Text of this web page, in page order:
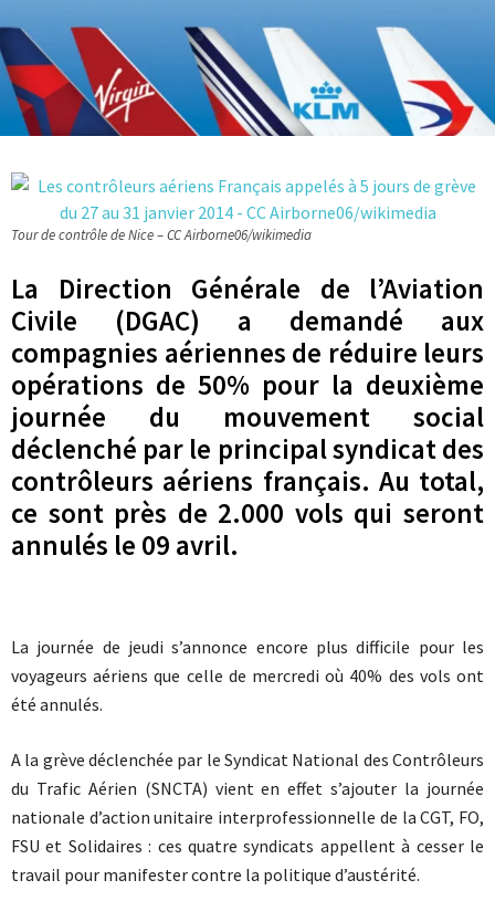
Tour de contrôle de Nice – CC Airborne06/wikimedia
La Direction Générale de l’Aviation
Civile (DGAC) a demandé aux
compagnies aériennes de réduire leurs
opérations de 50% pour la deuxième
journée du mouvement social
déclenché par le principal syndicat des
contrôleurs aériens français. Au total,
ce sont près de 2.000 vols qui seront
annulés le 09 avril.
La journée de jeudi s’annonce encore plus difficile pour les
voyageurs aériens que celle de mercredi où 40% des vols ont
été annulés.
A la grève déclenchée par le Syndicat National des Contrôleurs
du Trafic Aérien (SNCTA) vient en effet s’ajouter la journée
nationale d’action unitaire interprofessionnelle de la CGT, FO,
FSU et Solidaires : ces quatre syndicats appellent à cesser le
travail pour manifester contre la politique d’austérité.